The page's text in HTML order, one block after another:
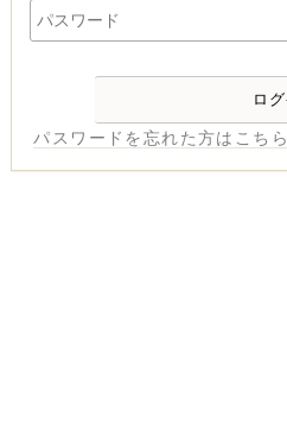
パスワードを忘れた方はこちら